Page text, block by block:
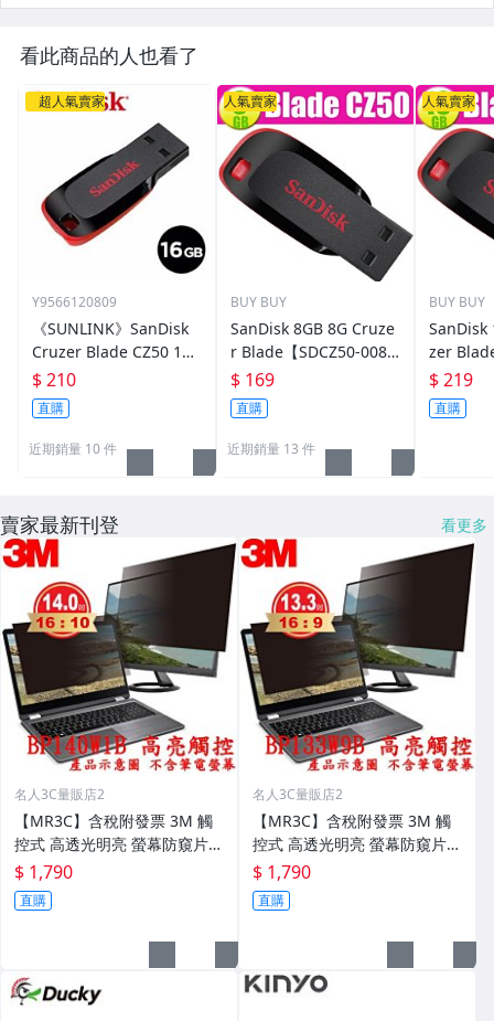
看此商品的人也看了
超人氣賣家
Y9566120809
《SUNLINK》SanDisk
Cruzer Blade CZ50 16G
USB 隨身碟 16GB (公司
貨)
$ 210
直購
近期銷量 10 件
人氣賣家
BUY BUY
SanDisk 8GB 8G Cruze
r Blade【SDCZ50-008
G】SD CZ50 USB 2.0 隨
身碟
$ 169
直購
近期銷量 13 件
人氣賣家
BUY BUY
SanDisk
zer
CZ50
$ 219
直購
賣家最新刊登 看更多
名人3C量販店2
【MR3C】含稅附發票 3M 觸
控式 高透光明亮 螢幕防窺片 1
4.0吋寬螢幕(16:10) BP140W1
B
$ 1,790
直購
名人3C量販店2
【MR3C】含稅附發票 3M 觸
控式 高透光明亮 螢幕防窺片 1
3.3吋寬螢幕(16:9) BP133W9B
$ 1,790
直購